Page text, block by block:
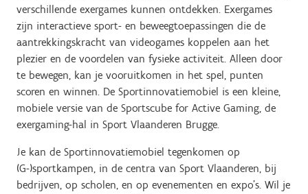
verschillende exergames kunnen ontdekken. Exergames
zijn interactieve sport- en beweegtoepassingen die de
aantrekkingskracht van videogames koppelen aan het
plezier en de voordelen van fysieke activiteit. Alleen door
te bewegen, kan je vooruitkomen in het spel, punten
scoren en winnen. De Sportinnovatiemobiel is een kleine,
mobiele versie van de Sportscube for Active Gaming, de
exergaming-hal in Sport Vlaanderen Brugge.
Je kan de Sportinnovatiemobiel tegenkomen op
(G-)sportkampen, in de centra van Sport Vlaanderen, bij
bedrijven, op scholen, en op evenementen en expo’s. Wil je